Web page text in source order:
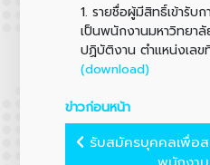
1. รายชื่อผู้มีสิทธิ์เข้ารับ
เป็นพนักงานมหาวิทยา
ปฏิบัติงาน ตำแหน่งเล
(download)
ข่าวก่อนหน้า
รับสมัครบุคคลเพื่อ